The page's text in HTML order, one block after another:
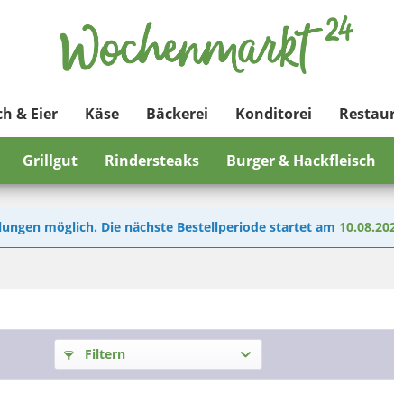
& Eier Käse Bäckerei Konditorei
Grillgut Rindersteaks Burger & Hackfleisch
möglich. Die nächste Bestellperiode startet am
Filtern